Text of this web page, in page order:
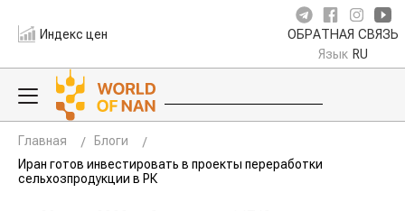
Индекс цен ОБРАТНАЯ СВЯЗЬ
Язык RU
Главная
Блоги
Иран готов инвестировать в проекты переработки
сельхозпродукции в РК